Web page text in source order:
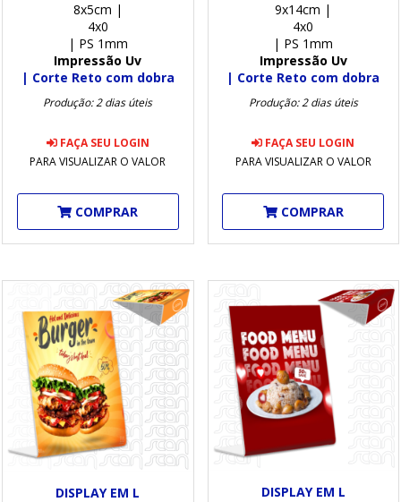
8x5cm |
4x0
| PS 1mm
Impressão Uv
| Corte Reto com dobra
Produção: 2 dias úteis
FAÇA SEU LOGIN
PARA VISUALIZAR O VALOR
COMPRAR
9x14cm |
4x0
| PS 1mm
Impressão Uv
| Corte Reto com dobra
Produção: 2 dias úteis
FAÇA SEU LOGIN
PARA VISUALIZAR O VALOR
COMPRAR
DISPLAY EM L DISPLAY EM L